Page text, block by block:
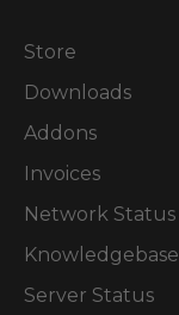
Store
Downloads
Addons
Invoices
Network Status
Knowledgebase
Server Status